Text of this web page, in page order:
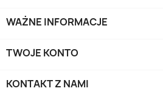
WAŻNE INFORMACJE
TWOJE KONTO
KONTAKT Z NAMI